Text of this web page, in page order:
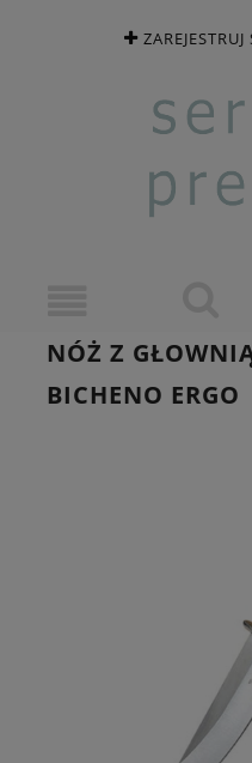
ZAREJESTRUJ
NÓŻ Z
BICHENO ERGO